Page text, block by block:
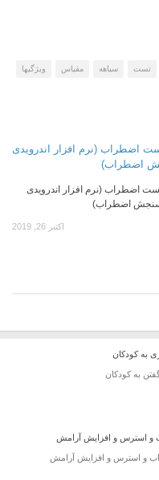
تست سیاهه مقیاس ویژگیها
اضطراب (نرم افزار اندرویدی
اضطراب)
اکتبر 26, 2019
و استرس و افزایش آرامش
به کودکان